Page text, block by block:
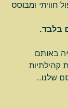
חוויתי ומבוסס
בלבד.
באותם
קהילתיות
שלנו..